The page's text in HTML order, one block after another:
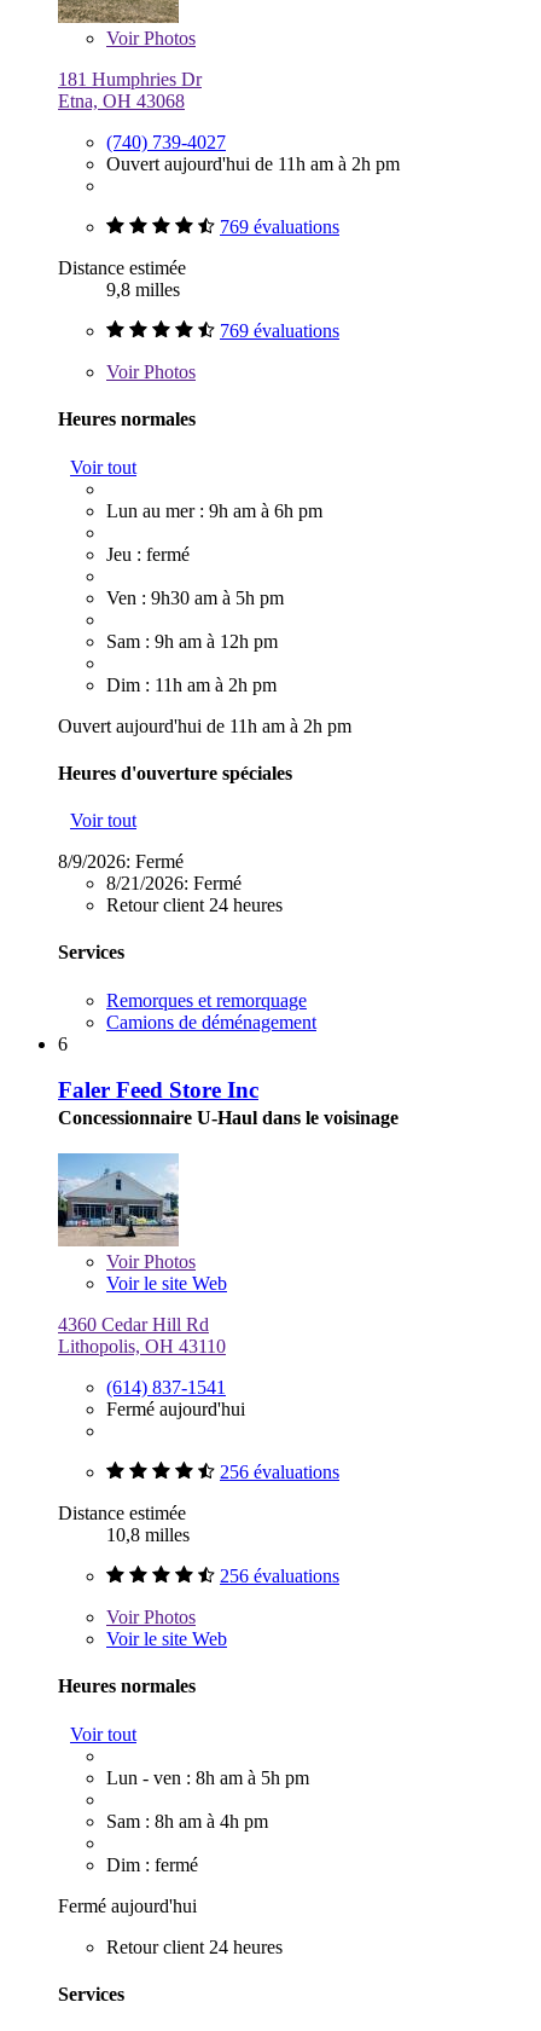
VoirPhotos
181 Humphries Dr
Etna, OH 43068
(740) 739-4027
Ouvert aujourd'hui de 11h am à 2h pm
769 évaluations
Distance estimée
9,8 milles
769 évaluations
VoirPhotos
Heures normales
Voir tout
Lun au mer : 9h am à 6h pm
Jeu : fermé
Ven : 9h30 am à 5h pm
Sam : 9h am à 12h pm
Dim : 11h am à 2h pm
Ouvert aujourd'hui de 11h am à 2h pm
Heures d'ouverture spéciales
Voir tout
8/9/2026: Fermé
8/21/2026: Fermé
Retour client 24 heures
Services
Remorques et remorquage
Camions de déménagement
6
Faler Feed Store Inc
Concessionnaire U-Haul dans le voisinage
VoirPhotos
Voir le site Web
4360 Cedar Hill Rd
Lithopolis, OH 43110
(614) 837-1541
Fermé aujourd'hui
256 évaluations
Distance estimée
10,8 milles
256 évaluations
VoirPhotos
Voir le site Web
Heures normales
Voir tout
Lun - ven : 8h am à 5h pm
Sam : 8h am à 4h pm
Dim : fermé
Fermé aujourd'hui
Retour client 24 heures
Services